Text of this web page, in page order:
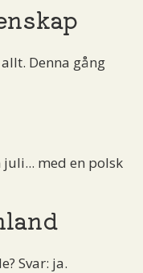
Denna gång
med en polsk
Svar: ja.